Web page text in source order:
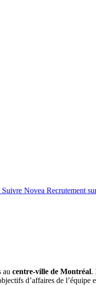
Suivre Novea Recrutement
au centre-ville de Montréal.
d’affaires de